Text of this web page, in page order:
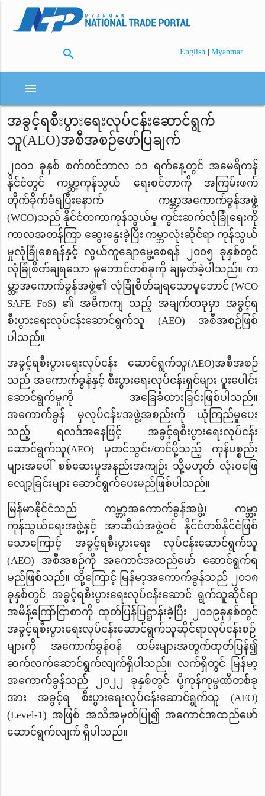
search English | Myanmar
menu
အခွင့်ရစီးပွားရေးလုပ်ငန်းဆောင်ရွက်
သူ(AEO)အစီအစဉ်ဖော်ပြချက်
၂၀၀၁ ခုနှစ် စက်တင်ဘာလ ၁၁ ရက်နေ့တွင် အမေရိကန်
နိုင်ငံတွင် ကမ္ဘာ့ကုန်သွယ် ရေးစင်တာကို အကြမ်းဖက်
တိုက်ခိုက်ခံရပြီးနောက် ကမ္ဘာ့အကောက်ခွန်အဖွဲ့
(WCO)သည် နိုင်ငံတကာကုန်သွယ်မှု ကွင်းဆက်လုံခြုံရေးကို
ကာလအတန်ကြာ ဆွေးနွေးခဲ့ပြီး ကမ္ဘာလုံးဆိုင်ရာ ကုန်သွယ်
မှုလုံခြုံစေရန်နှင့် လွယ်ကူချောမွေ့စေရန် ၂၀၀၅ ခုနှစ်တွင်
လုံခြုံစိတ်ချရသော မူဘောင်တစ်ခုကို ချမှတ်ခဲ့ပါသည်။ က
မ္ဘာ့အကောက်ခွန်အဖွဲ့၏ လုံခြုံစိတ်ချရသောမူဘောင် (WCO
SAFE FoS) ၏ အဓိကကျ သည့် အချက်တခုမှာ အခွင့်ရ
စီးပွားရေးလုပ်ငန်းဆောင်ရွက်သူ (AEO) အစီအစဉ်ဖြစ်
ပါသည်။
အခွင့်ရစီးပွားရေးလုပ်ငန်း ဆောင်ရွက်သူ(AEO)အစီအစဉ်
သည် အကောက်ခွန်နှင့် စီးပွားရေးလုပ်ငန်းရှင်များ ပူးပေါင်း
ဆောင်ရွက်မှုကို အခြေခံထားခြင်းဖြစ်ပါသည်။
အကောက်ခွန် မှလုပ်ငန်း/အဖွဲ့အစည်းကို ယုံကြည်မှုပေး
သည့် ရလဒ်အနေဖြင့် အခွင့်ရစီးပွားရေးလုပ်ငန်း
ဆောင်ရွက်သူ(AEO) မှတင်သွင်း/တင်ပို့သည့် ကုန်ပစ္စည်း
များအပေါ် စစ်ဆေးမှုအနည်းအကျဉ်း သို့မဟုတ် လုံးဝဖြေ
လျော့ခြင်းများ ဆောင်ရွက်ပေးမည်ဖြစ်ပါသည်။
မြန်မာနိုင်ငံသည် ကမ္ဘာ့အကောက်ခွန်အဖွဲ့၊ ကမ္ဘာ့
ကုန်သွယ်ရေးအဖွဲ့နှင့် အာဆီယံအဖွဲ့ဝင် နိုင်ငံတစ်နိုင်ငံဖြစ်
သောကြောင့် အခွင့်ရစီးပွား‌ရေး လုပ်ငန်းဆောင်ရွက်သူ
(AEO) အစီအစဉ်ကို အကောင်အထည်ဖော် ဆောင်ရွက်ရ
မည်ဖြစ်သည်။ ထို့ကြောင့် မြန်မာ့အကောက်ခွန်သည် ၂၀၁၈
ခုနှစ်တွင် အခွင့်ရစီးပွားရေးလုပ်ငန်းဆောင် ရွက်သူဆိုင်ရာ
အမိန့်ကြော်ငြာစာကို ထုတ်ပြန်ပြဋ္ဌာန်းခဲ့ပြီး ၂၀၁၉ခုနှစ်တွင်
အခွင့်ရစီးပွားရေးလုပ်ငန်းဆောင်ရွက်သူဆိုင်ရာလုပ်ငန်းစဉ်
များကို အကောက်ခွန်ဝန် ထမ်းများအတွက်ထုတ်ပြန်၍
ဆက်လက်ဆောင်ရွက်လျက်ရှိပါသည်။ လက်ရှိတွင် မြန်မာ့
အကောက်ခွန်သည် ၂၀၂၂ ခုနှစ်တွင် ပို့ကုန်ကုမ္ပဏီတစ်ခု
အား အခွင့်ရ စီးပွားရေးလုပ်ငန်းဆောင်ရွက်သူ (AEO)
(Level-1) အဖြစ် အသိအမှတ်ပြု၍ အကောင်အထည်ဖော်
ဆောင်ရွက်လျက် ရှိပါသည်။